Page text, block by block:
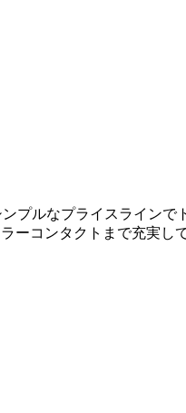
ルなプライスラインで
ーコンタクトまで充実し